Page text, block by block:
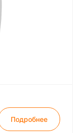
Подробнее